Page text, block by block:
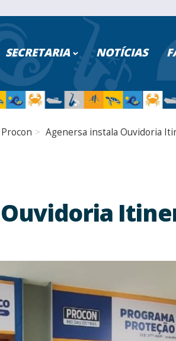
Poder
Cidadão
Serviços
Dados
Leis e Códigos
SECRETARIA NOTÍCIAS
NO PORTAL
PESQUISAR
Procon Agenersa instala Ouvidoria